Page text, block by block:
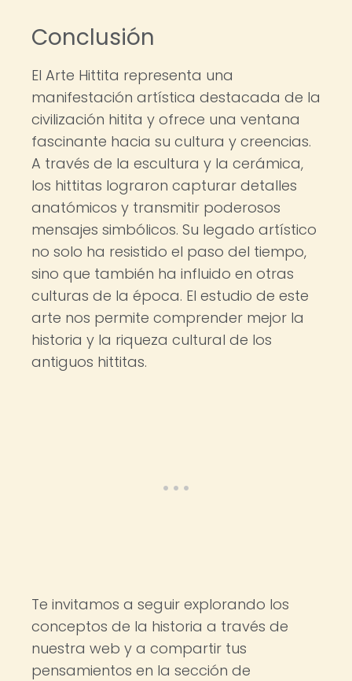
Conclusión
El Arte Hittita representa una
manifestación artística destacada de la
civilización hitita y ofrece una ventana
fascinante hacia su cultura y creencias.
A través de la escultura y la cerámica,
los hittitas lograron capturar detalles
anatómicos y transmitir poderosos
mensajes simbólicos. Su legado artístico
no solo ha resistido el paso del tiempo,
sino que también ha influido en otras
culturas de la época. El estudio de este
arte nos permite comprender mejor la
historia y la riqueza cultural de los
antiguos hittitas.
Te invitamos a seguir explorando los
conceptos de la historia a través de
nuestra web y a compartir tus
pensamientos en la sección de